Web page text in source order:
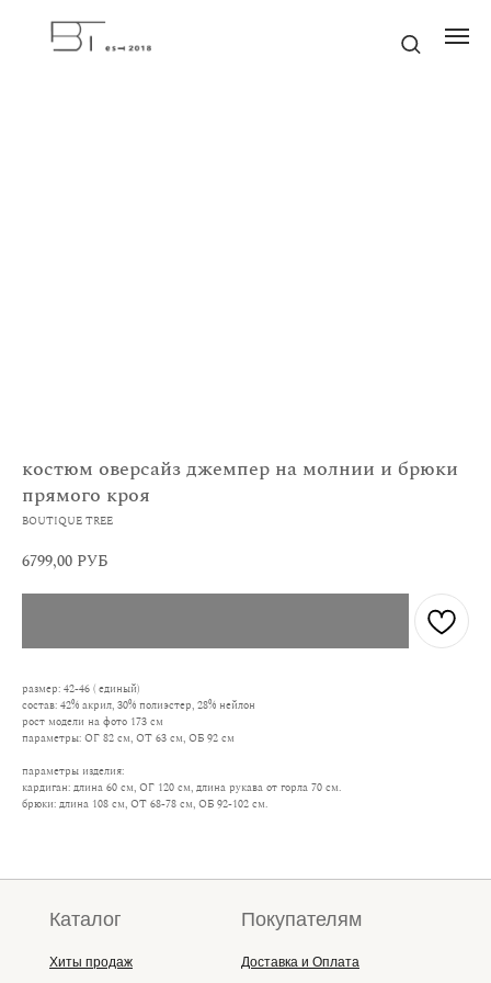
костюм оверсайз джемпер на молнии и брюки
прямого кроя
BOUTIQUE TREE
6799,00 РУБ
размер: 42-46 ( единый)
состав: 42% акрил, 30% полиэстер, 28% нейлон
рост модели на фото 173 см
параметры: ОГ 82 см, ОТ 63 см, ОБ 92 см
параметры изделия:
кардиган: длина 60 см, ОГ 120 см, длина рукава от горла 70 см.
брюки: длина 108 см, ОТ 68-78 см, ОБ 92-102 см.
Каталог
Хиты продаж
Доставка и Оплата
Покупателям